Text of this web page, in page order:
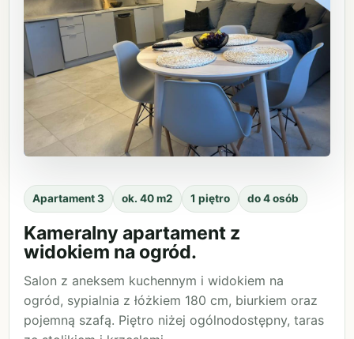
Apartament 3 ok. 40 m2 1 piętro do 4 osób
Kameralny apartament z
widokiem na ogród.
Salon z aneksem kuchennym i widokiem na
ogród, sypialnia z łóżkiem 180 cm, biurkiem oraz
pojemną szafą. Piętro niżej ogólnodostępny, taras